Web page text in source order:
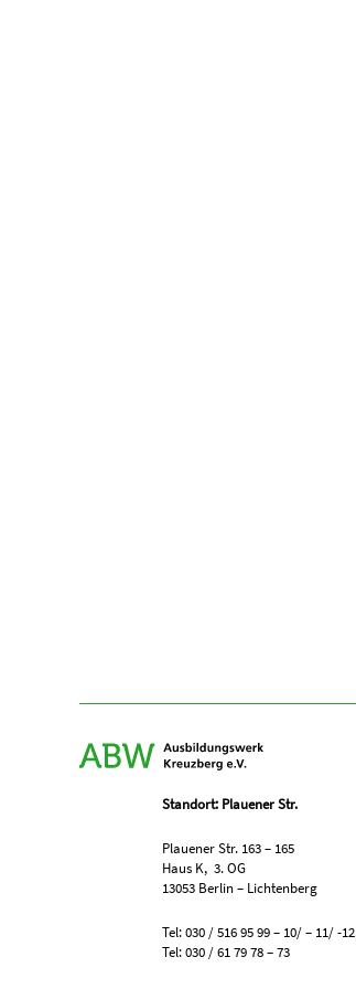
Standort: Plauener Str.
Plauener Str. 163 – 165
Haus K, 3. OG
13053 Berlin – Lichtenberg
Tel: 030 / 516 95 99 – 10/ – 11/ -12
Tel: 030 / 61 79 78 – 73